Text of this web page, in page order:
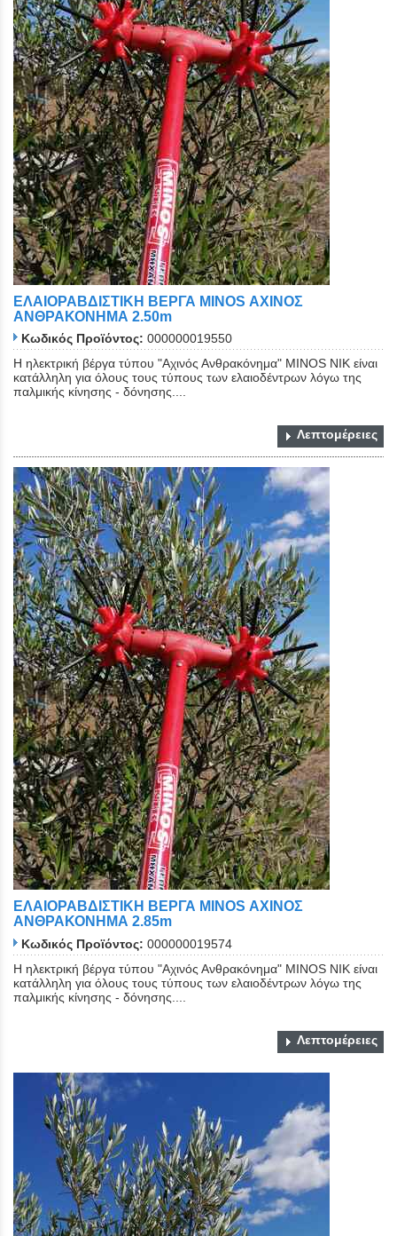
ΕΛΑΙΟΡΑΒΔΙΣΤΙΚΗ ΒΕΡΓΑ MINOS ΑΧΙΝΟΣ
ΑΝΘΡΑΚΟΝΗΜΑ 2.50m
Κωδικός Προϊόντος: 000000019550
Η ηλεκτρική βέργα τύπου "Αχινός Ανθρακόνημα" ΜΙΝΟS NIK είναι
κατάλληλη για όλους τους τύπους των ελαιοδέντρων λόγω της
παλμικής κίνησης - δόνησης....
Λεπτομέρειες
ΕΛΑΙΟΡΑΒΔΙΣΤΙΚΗ ΒΕΡΓΑ MINOS ΑΧΙΝΟΣ
ΑΝΘΡΑΚΟΝΗΜΑ 2.85m
Κωδικός Προϊόντος: 000000019574
Η ηλεκτρική βέργα τύπου "Αχινός Ανθρακόνημα" ΜΙΝΟS NIK είναι
κατάλληλη για όλους τους τύπους των ελαιοδέντρων λόγω της
παλμικής κίνησης - δόνησης....
Λεπτομέρειες